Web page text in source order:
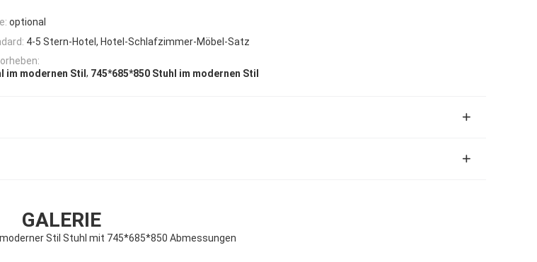
optional
4-5 Stern-Hotel, Hotel-Schlafzimmer-Möbel-Satz
im modernen Stil , 745*685*850 Stuhl im modernen Stil
GALERIE
Stil Stuhl mit 745*685*850 Abmessungen